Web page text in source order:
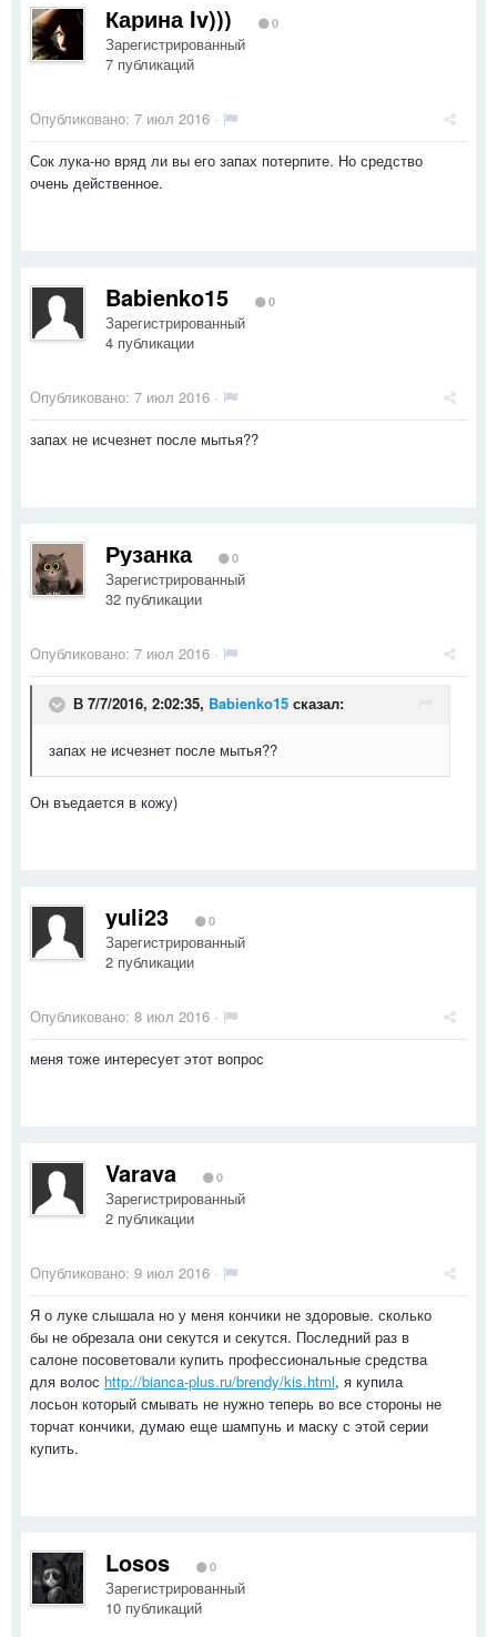
Карина Iv))) 0
Зарегистрированный
7 публикаций
Опубликовано: 7 июл 2016 ·
Сок лука-но вряд ли вы его запах потерпите. Но средство
очень действенное.
Babienko15 0
Зарегистрированный
4 публикации
Опубликовано: 7 июл 2016 ·
запах не исчезнет после мытья??
Рузанка 0
Зарегистрированный
32 публикации
Опубликовано: 7 июл 2016 ·
В 7/7/2016, 2:02:35, Babienko15 сказал:
запах не исчезнет после мытья??
Он въедается в кожу)
yuli23 0
Зарегистрированный
2 публикации
Опубликовано: 8 июл 2016 ·
меня тоже интересует этот вопрос
Varava 0
Зарегистрированный
2 публикации
Опубликовано: 9 июл 2016 ·
Я о луке слышала но у меня кончики не здоровые. сколько
бы не обрезала они секутся и секутся. Последний раз в
салоне посоветовали купить профессиональные средства
для волос http://bianca-plus.ru/brendy/kis.html, я купила
лосьон который смывать не нужно теперь во все стороны не
торчат кончики, думаю еще шампунь и маску с этой серии
купить.
Losos 0
Зарегистрированный
10 публикаций